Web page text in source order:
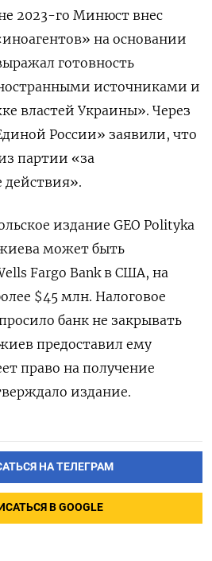
2023-го Минюст внес
на основании
готовность
источниками и
властей Украины». Через
России» заявили, что
партии «за
издание GEO Polityka
может быть
Fargo Bank в США, на
$45 млн. Налоговое
банк не закрывать
предоставил ему
право на получение
издание.
НА ТЕЛЕГРАМ
В GOOGLE